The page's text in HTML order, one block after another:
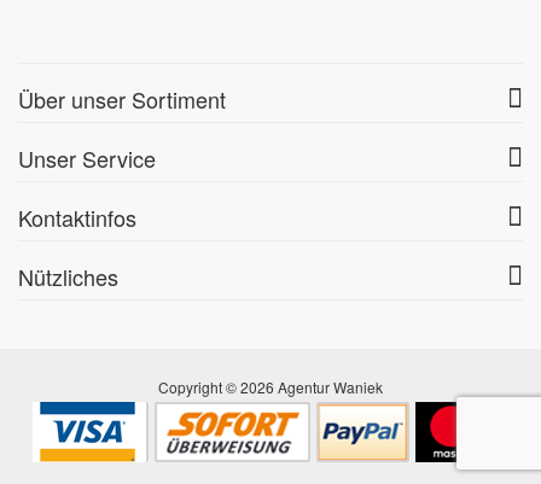
Über unser Sortiment
Unser Service
Kontaktinfos
Nützliches
Copyright © 2026 Agentur Waniek